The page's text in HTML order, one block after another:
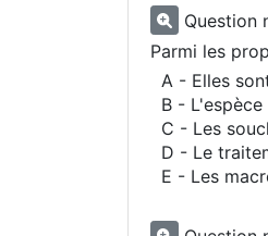
Question
Parmi les
A - Elles
B -
C - Les
D - Le
E - Les